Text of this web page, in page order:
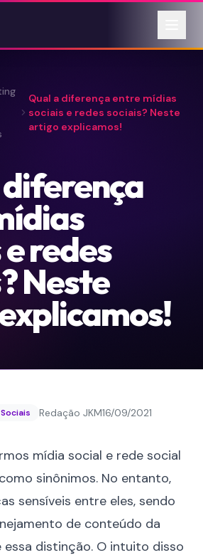
Qual a diferença entre mídias
sociais e redes sociais? Neste
artigo explicamos!
redes
Neste
Redação JKM16/09/2021
mídia social e rede social
sinônimos. No entanto,
sensíveis entre eles, sendo
de conteúdo da
essa distinção. O intuito disso